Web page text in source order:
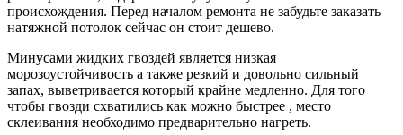
происхождения. Перед началом ремонта не забудьте заказать
натяжной потолок сейчас он стоит дешево.
Минусами жидких гвоздей является низкая
морозоустойчивость а также резкий и довольно сильный
запах, выветривается который крайне медленно. Для того
чтобы гвозди схватились как можно быстрее , место
склеивания необходимо предварительно нагреть.